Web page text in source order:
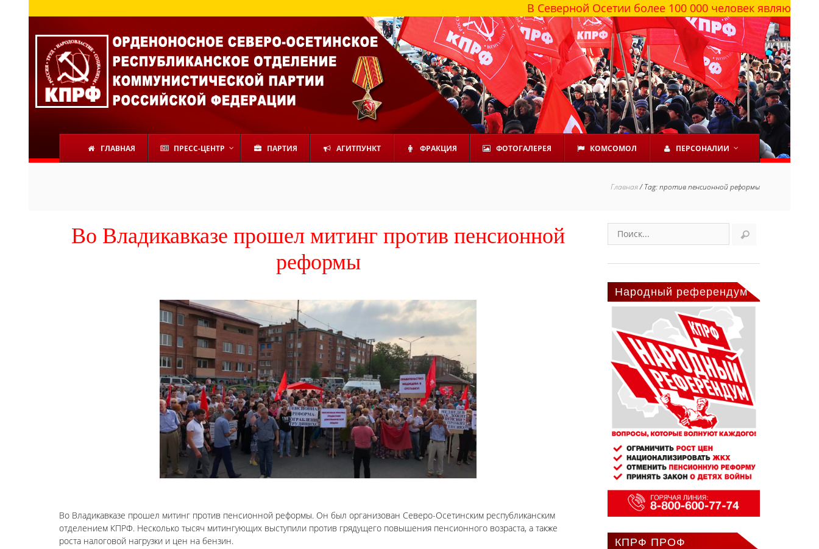
В Северной Осетии более 100 000 человек являются
ГЛАВНАЯ ПРЕСС-ЦЕНТР ПАРТИЯ АГИТПУНКТ ФРАКЦИЯ ФОТОГАЛЕРЕЯ КОМСОМОЛ ПЕРСОНАЛИИ
Главная/Tag: против пенсионной реформы
Во Владикавказе прошел митинг против пенсионной
реформы
Во Владикавказе прошел митинг против пенсионной реформы. Он был организован Северо-Осетинским республиканским
отделением КПРФ. Несколько тысяч митингующих выступили против грядущего повышения пенсионного возраста, а также
роста налоговой нагрузки и цен на бензин.
Народный референдум
КПРФ ПРОФ